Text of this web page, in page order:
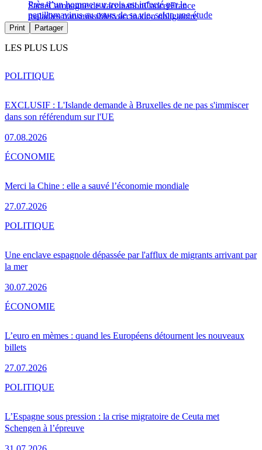
Près d’un homme sur trois est infecté par le
papillomavirus au cours de sa vie, selon une étude
SantéCampagne de vaccinationCancerFrance
maladies transmissiblesvaccination obligatoire
Print Partager
LES PLUS LUS
EXCLUSIF : L'Islande demande à Bruxelles de ne pas s'immiscer
dans son référendum sur l'UE
07.08.2026
POLITIQUE
Merci la Chine : elle a sauvé l’économie mondiale
27.07.2026
ÉCONOMIE
Une enclave espagnole dépassée par l'afflux de migrants arrivant par
la mer
30.07.2026
POLITIQUE
L’euro en mèmes : quand les Européens détournent les nouveaux
billets
27.07.2026
ÉCONOMIE
L’Espagne sous pression : la crise migratoire de Ceuta met
Schengen à l’épreuve
POLITIQUE